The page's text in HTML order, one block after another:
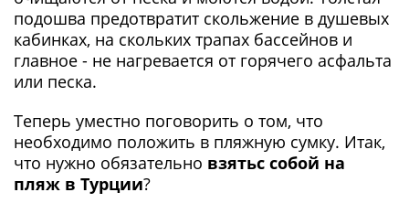
подошва предотвратит скольжение в душевых
кабинках, на скольких трапах бассейнов и
главное - не нагревается от горячего асфальта
или песка.
Теперь уместно поговорить о том, что
необходимо положить в пляжную сумку. Итак,
что нужно обязательно взятьс собой на
пляж в Турции?